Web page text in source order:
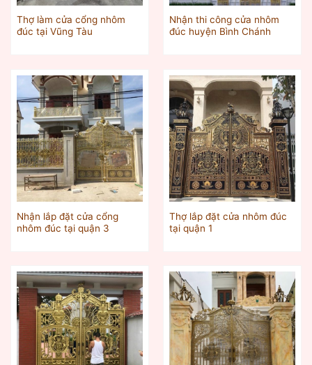
Thợ làm cửa cổng nhôm
đúc tại Vũng Tàu
Nhận thi công cửa nhôm
đúc huyện Bình Chánh
Nhận lắp đặt cửa cổng
nhôm đúc tại quận 3
Thợ lắp đặt cửa nhôm đúc
tại quận 1